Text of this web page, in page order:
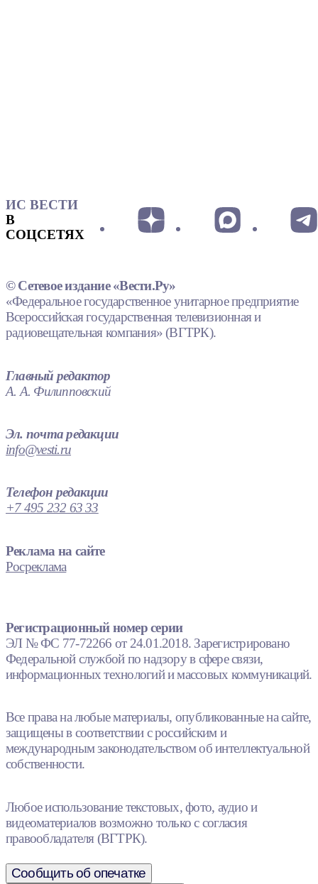
ИС ВЕСТИ
В
СОЦСЕТЯХ
© Сетевое издание «Вести.Ру»
«Федеральное государственное унитарное предприятие
Всероссийская государственная телевизионная и
радиовещательная компания» (ВГТРК).
Главный редактор
А. А. Филипповский
Эл. почта редакции
info@vesti.ru
Телефон редакции
+7 495 232 63 33
Реклама на сайте
Росреклама
Регистрационный номер серии
ЭЛ № ФС 77-72266 от 24.01.2018. Зарегистрировано
Федеральной службой по надзору в сфере связи,
информационных технологий и массовых коммуникаций.
Все права на любые материалы, опубликованные на сайте,
защищены в соответствии с российским и
международным законодательством об интеллектуальной
собственности.
Любое использование текстовых, фото, аудио и
видеоматериалов возможно только с согласия
правообладателя (ВГТРК).
Сообщить об опечатке